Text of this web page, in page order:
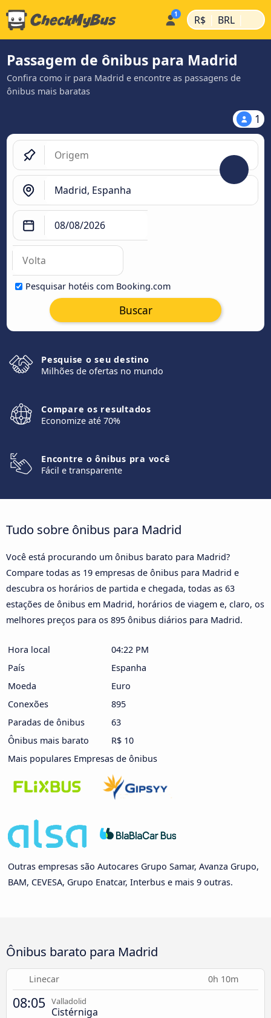
R$ | BRL |
Passagem de ônibus para Madrid
Confira como ir para Madrid e encontre as passagens de
ônibus mais baratas
1
Pesquisar hotéis com Booking.com
Buscar
Pesquise o seu destino
Milhões de ofertas no mundo
Compare os resultados
Economize até 70%
Encontre o ônibus pra você
Fácil e transparente
Tudo sobre ônibus para Madrid
Você está procurando um ônibus barato para Madrid?
Compare todas as 19 empresas de ônibus para Madrid e
descubra os horários de partida e chegada, todas as 63
estações de ônibus em Madrid, horários de viagem e, claro, os
melhores preços para os 895 ônibus diários para Madrid.
Hora local
04:22 PM
País
Espanha
Moeda
Euro
Conexões
895
Paradas de ônibus
63
Ônibus mais barato
R$ 10
Mais populares Empresas de ônibus
Outras empresas são Autocares Grupo Samar, Avanza Grupo,
BAM, CEVESA, Grupo Enatcar, Interbus e mais 9 outras.
Ônibus barato para Madrid
Linecar 0h 10m
08:05 Valladolid
Cistérniga